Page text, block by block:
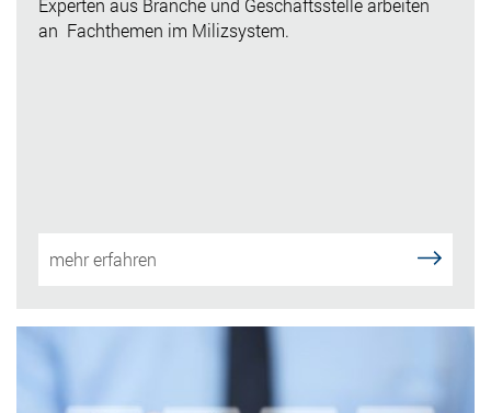
Experten aus Branche und Geschäftsstelle arbeiten
an Fachthemen im Milizsystem.
mehr erfahren